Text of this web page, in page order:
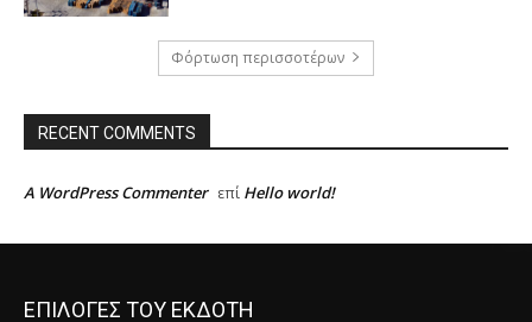
Φόρτωση περισσοτέρων
RECENT COMMENTS
A WordPress Commenter επί Hello world!
ΕΠΙΛΟΓΕΣ ΤΟΥ ΕΚΔΟΤΗ